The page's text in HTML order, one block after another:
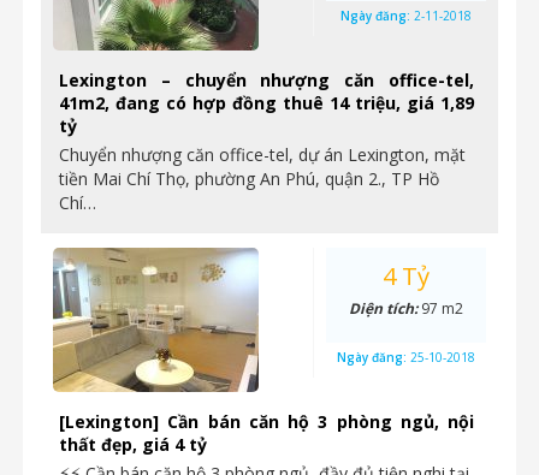
Lexington – chuyển nhượng căn office-tel,
41m2, đang có hợp đồng thuê 14 triệu, giá 1,89
tỷ
Chuyển nhượng căn office-tel, dự án Lexington, mặt
tiền Mai Chí Thọ, phường An Phú, quận 2., TP Hồ
Chí…
Ngày đăng: 2-11-2018
[Lexington] Cần bán căn hộ 3 phòng ngủ, nội
thất đẹp, giá 4 tỷ
4 Tỷ
Diện tích:97 m2
Ngày đăng: 25-10-2018